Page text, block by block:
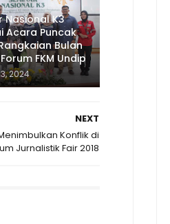
Nasional K3
Acara Puncak
Bulan
FKM Undip
2024
NEXT
Konflik di
Jurnalistik Fair 2018